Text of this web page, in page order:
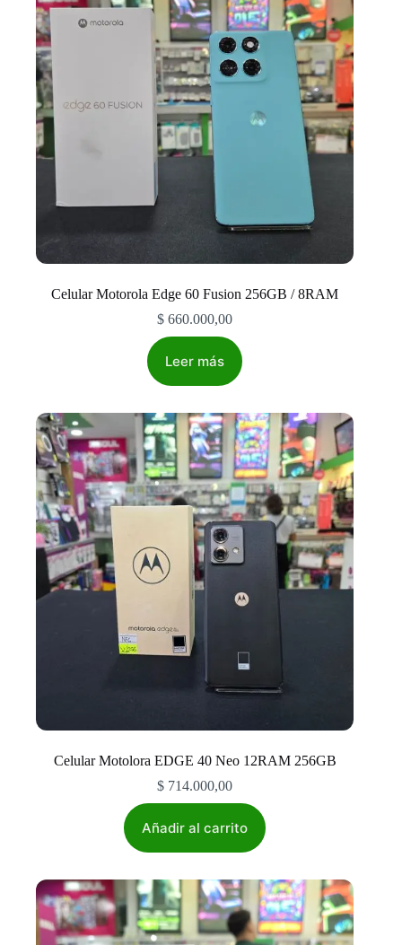
Celular Motorola Edge 60 Fusion 256GB / 8RAM
$ 660.000,00
Leer más
Celular Motolora EDGE 40 Neo 12RAM 256GB
$ 714.000,00
Añadir al carrito